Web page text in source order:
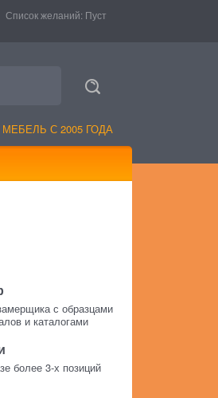
Список желаний: Пуст
С 2005 ГОДА
с образцами
и каталогами
более 3-х позиций